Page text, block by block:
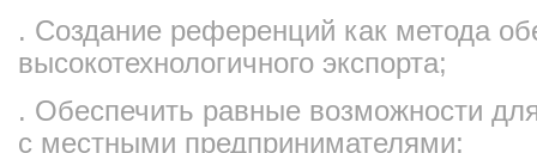
. Создание референций как метода
высокотехнологичного экспорта;
. Обеспечить равные возможности
с местными предпринимателями;